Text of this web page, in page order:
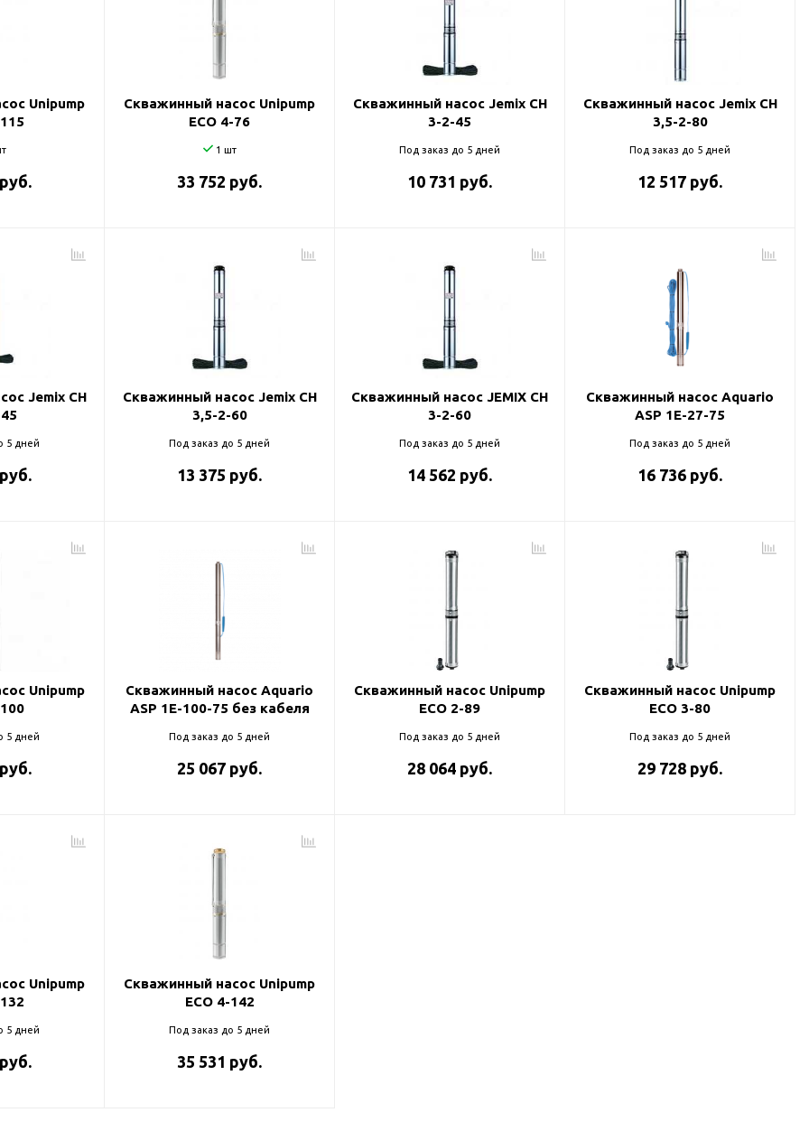
Unipump
Скважинный насос Unipump
ECO 4-76
1 шт
33 752 руб.
Скважинный насос Jemix CH
3-2-45
Под заказ до 5 дней
10 731 руб.
Скважинный насос Jemix CH
3,5-2-80
Под заказ до 5 дней
12 517 руб.
Jemix CH
5 дней
Скважинный насос Jemix CH
3,5-2-60
Под заказ до 5 дней
13 375 руб.
Скважинный насос JEMIX CH
3-2-60
Под заказ до 5 дней
14 562 руб.
Скважинный насос Aquario
ASP 1E-27-75
Под заказ до 5 дней
16 736 руб.
Unipump
5 дней
Скважинный насос Aquario
ASP 1E-100-75 без кабеля
Под заказ до 5 дней
25 067 руб.
Скважинный насос Unipump
ECO 2-89
Под заказ до 5 дней
28 064 руб.
Скважинный насос Unipump
ECO 3-80
Под заказ до 5 дней
29 728 руб.
Unipump
5 дней
Скважинный насос Unipump
ECO 4-142
Под заказ до 5 дней
35 531 руб.